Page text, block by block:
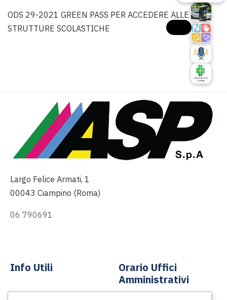
ODS 29-2021 GREEN PASS PER ACCEDERE ALLE
STRUTTURE SCOLASTICHE
Largo Felice Armati, 1
00043 Ciampino (Roma)
06 790691
Info Utili
Orario Uffici
Amministrativi